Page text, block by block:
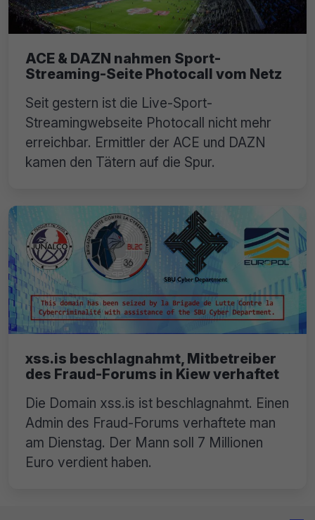
ACE & DAZN nahmen Sport-
Streaming-Seite Photocall vom Netz
Seit gestern ist die Live-Sport-
Streamingwebseite Photocall nicht mehr
erreichbar. Ermittler der ACE und DAZN
kamen den Tätern auf die Spur.
xss.is beschlagnahmt, Mitbetreiber
des Fraud-Forums in Kiew verhaftet
Die Domain xss.is ist beschlagnahmt. Einen
Admin des Fraud-Forums verhaftete man
am Dienstag. Der Mann soll 7 Millionen
Euro verdient haben.